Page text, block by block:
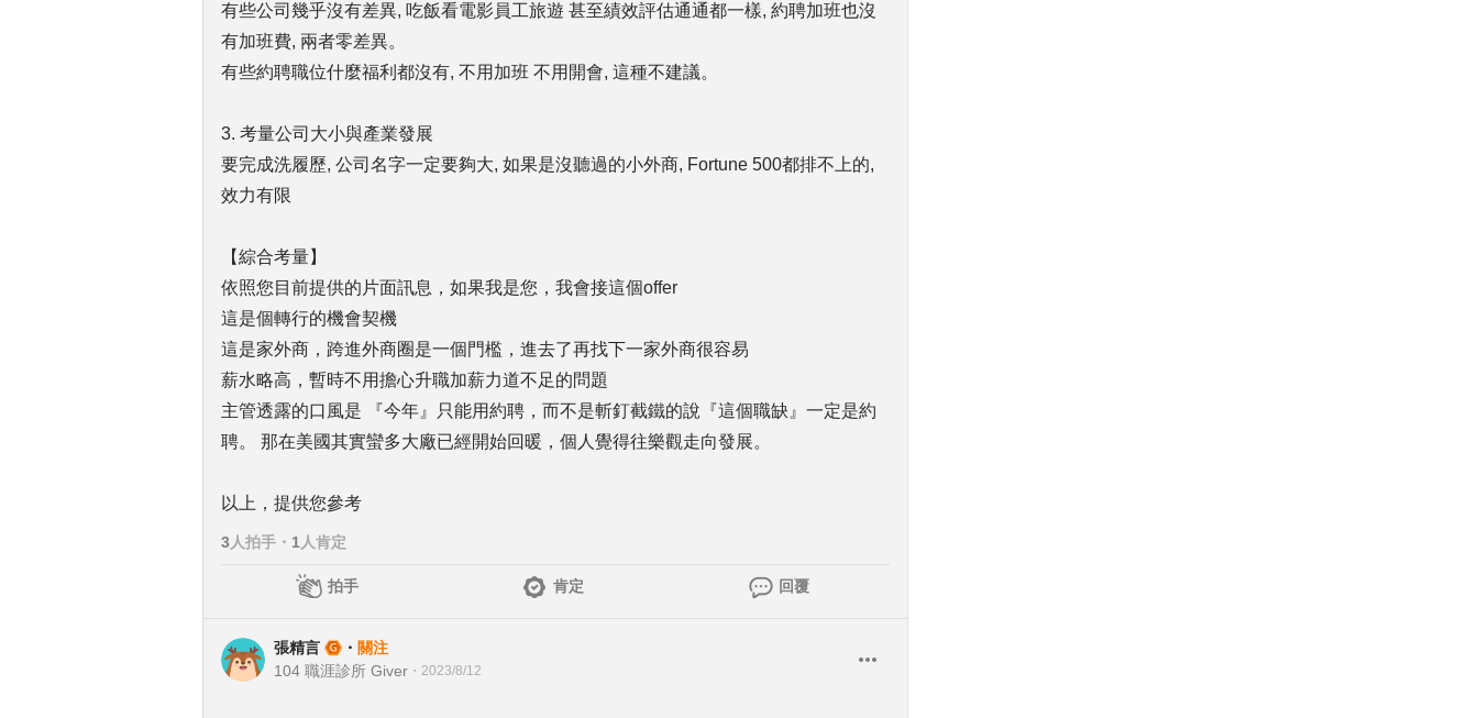
有些公司幾乎沒有差異, 吃飯看電影員工旅遊 甚至績效評估通通都一樣, 約聘加班也沒
有加班費, 兩者零差異。
有些約聘職位什麼福利都沒有, 不用加班 不用開會, 這種不建議。
3. 考量公司大小與產業發展
要完成洗履歷, 公司名字一定要夠大, 如果是沒聽過的小外商, Fortune 500都排不上的,
效力有限
【綜合考量】
依照您目前提供的片面訊息，如果我是您，我會接這個offer
這是個轉行的機會契機
這是家外商，跨進外商圈是一個門檻，進去了再找下一家外商很容易
薪水略高，暫時不用擔心升職加薪力道不足的問題
主管透露的口風是 『今年』只能用約聘，而不是斬釘截鐵的說『這個職缺』一定是約
聘。 那在美國其實蠻多大廠已經開始回暖，個人覺得往樂觀走向發展。
以上，提供您參考
3人拍手 ・ 1 人肯定
拍手 肯定 回覆
張精言 ・ 關注
104 職涯診所 Giver ・ 2023/8/12